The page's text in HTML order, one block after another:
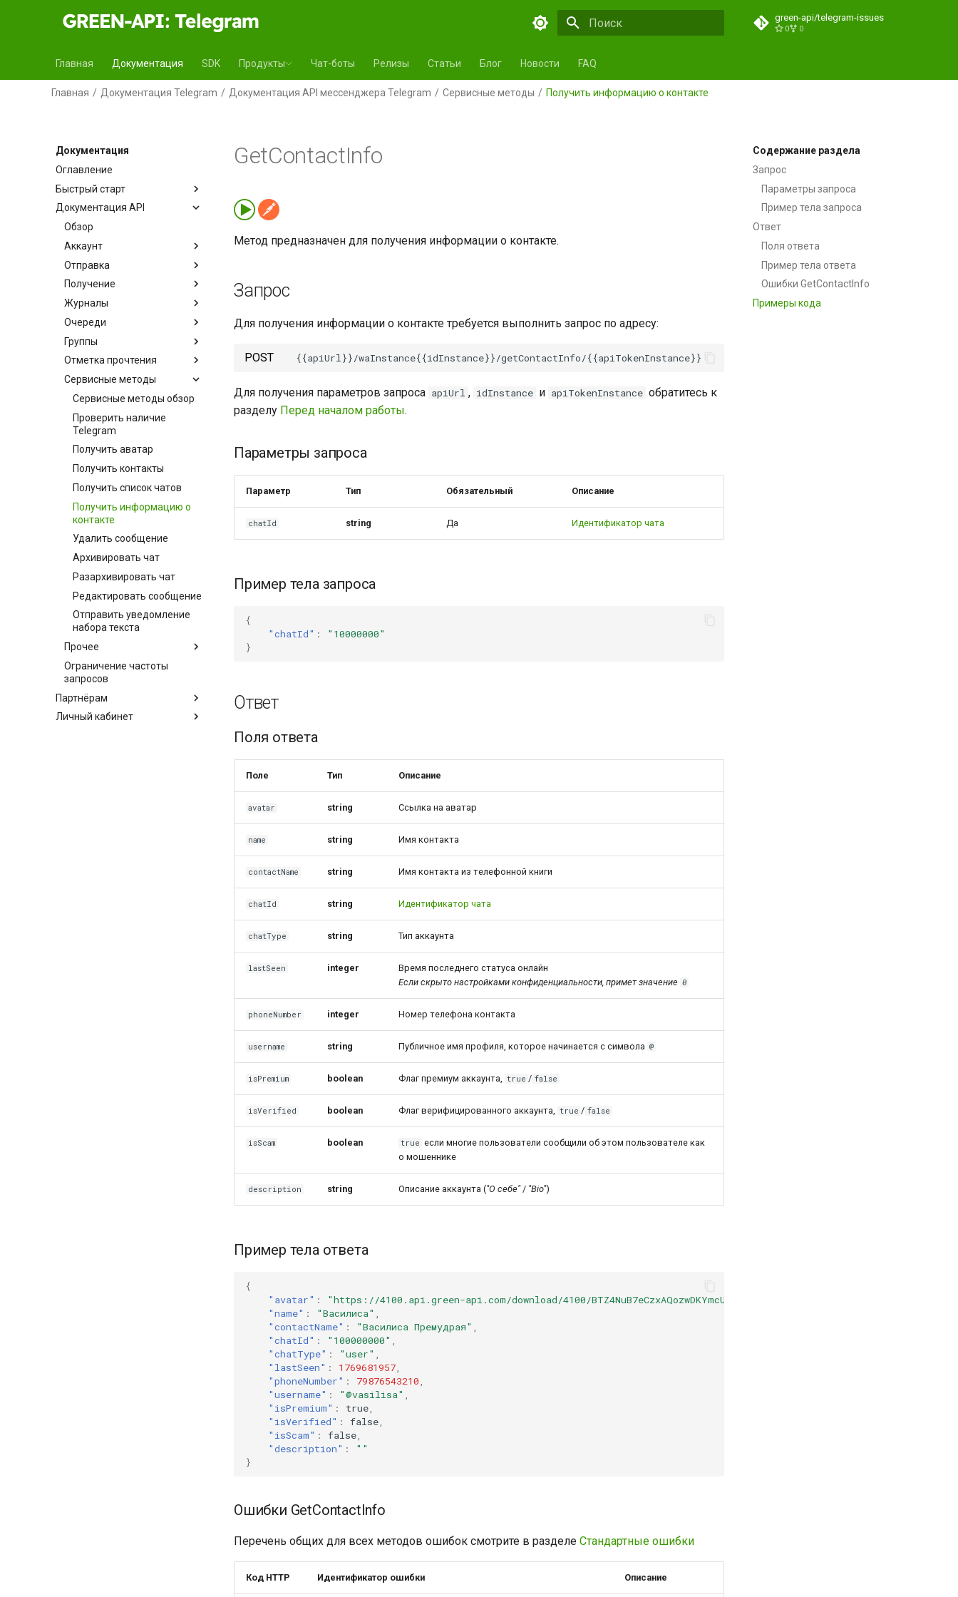
green-api/telegram-issues
0 0
Главная Документация SDK Продукты Чат-боты Релизы Статьи Блог Новости FAQ
Главная Документация Telegram Документация API мессенджера Telegram Сервисные методы Получить информацию о контакте
Документация
Оглавление
Быстрый старт
Документация API
Обзор
Аккаунт
Отправка
Получение
Журналы
Очереди
Группы
Отметка прочтения
Сервисные методы
Сервисные методы обзор
Проверить наличие
Telegram
Получить аватар
Получить контакты
Получить список чатов
Получить информацию о
контакте
Удалить сообщение
Архивировать чат
Разархивировать чат
Редактировать сообщение
Отправить уведомление
набора текста
Прочее
Ограничение частоты
запросов
Партнёрам
Личный кабинет
Содержание раздела
Запрос
Параметры запроса
Пример тела запроса
Ответ
Поля ответа
Пример тела ответа
Ошибки GetContactInfo
Примеры кода
GetContactInfo
Метод предназначен для получения информации о контакте.
Запрос
Для получения информации о контакте требуется выполнить запрос по адресу:
POST
Для получения параметров запроса apiUrl , idInstance и apiTokenInstance обратитесь к
разделу Перед началом работы.
Параметры запроса
Параметр Тип Обязательный Описание
chatId string Да Идентификатор чата
Пример тела запроса
{
"chatId" :
"10000000"
}
Ответ
Поля ответа
Поле Тип Описание
avatar string Ссылка на аватар
name string Имя контакта
contactName string Имя контакта из телефонной книги
chatId string Идентификатор чата
chatType string Тип аккаунта
lastSeen integer
Время последнего статуса онлайн
Если скрыто настройками конфиденциальности, примет значение 0
phoneNumber integer Номер телефона контакта
username string Публичное имя профиля, которое начинается с символа @
isPremium boolean Флаг премиум аккаунта, true / false
isVerified boolean Флаг верифицированного аккаунта, true / false
isScam boolean true если многие пользователи сообщили об этом пользователе как
о мошеннике
description string Описание аккаунта ("О себе"/ "Bio")
Пример тела ответа
{
"avatar" : "https://4100.api.green-api.com/download/4100/BTZ4NuB7eCzxAQozwDKYmcUEvgSXr.jpg"
"name" : "Василиса"
"contactName" : "Василиса Премудрая"
"chatId" : "100000000"
"chatType" : "user"
"lastSeen" : 1769681957
"phoneNumber" : 79876543210
"username" : "@vasilisa"
"isPremium" : true
"isVerified" : false
"isScam" : false
"description" :
""
}
Ошибки GetContactInfo
Перечень общих для всех методов ошибок смотрите в разделе Стандартные ошибки
Код HTTP Идентификатор ошибки Описание